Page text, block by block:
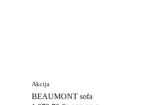
Akcija
BEAUMONT sofa